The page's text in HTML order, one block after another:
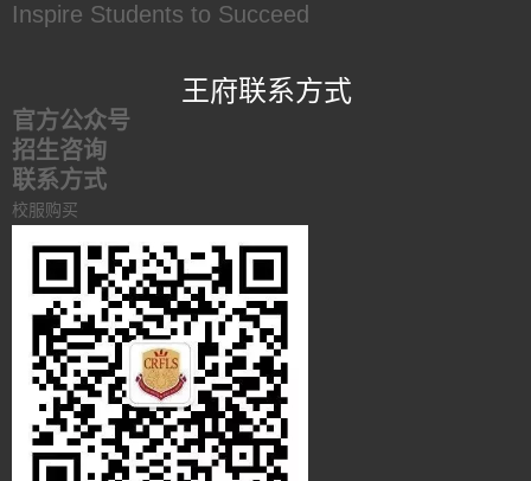
Inspire Students to Succeed
王府联系方式
官方公众号
招生咨询
联系方式
校服购买